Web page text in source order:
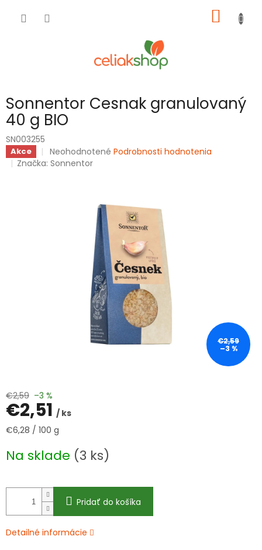
KOŠÍK
Sonnentor Cesnak granulovaný
40 g BIO
SN003255
Akce
Priemerné
hodnotenie
Neohodnotené Podrobnosti hodnotenia
Značka:Sonnentor
€2,59
–3 %
€2,59 –3 %
€2,51 / ks
Jednotková
€6,28 / 100 g
Na sklade (3 ks)
Pridať do košíka
Detailné informácie